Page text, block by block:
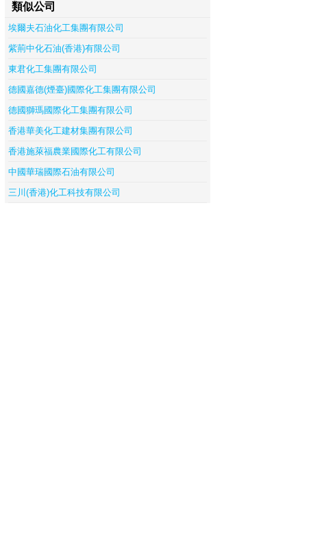
類似公司
埃爾夫石油化工集團有限公司
紫荊中化石油(香港)有限公司
東君化工集團有限公司
德國嘉德(煙臺)國際化工集團有限公司
德國獅瑪國際化工集團有限公司
香港華美化工建材集團有限公司
香港施萊福農業國際化工有限公司
中國華瑞國際石油有限公司
三川(香港)化工科技有限公司